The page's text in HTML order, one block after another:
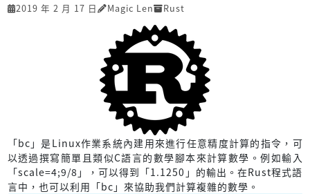
2019 年 2 月 17 日 Magic Len Rust
「bc」是Linux作業系統內建用來進行任意精度計算的指令，可
以透過撰寫簡單且類似C語言的數學腳本來計算數學。例如輸入
「scale=4;9/8」，可以得到「1.1250」的輸出。在Rust程式語
言中，也可以利用「bc」來協助我們計算複雜的數學。